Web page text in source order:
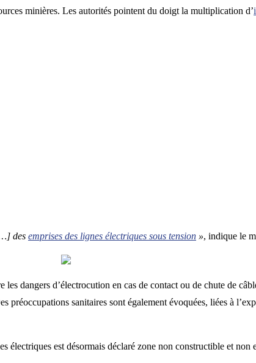
minières. Les autorités pointent du doigt la multiplication d’
des emprises des lignes électriques sous tension », indique le
dangers d’électrocution en cas de contact ou de chute de
préoccupations sanitaires sont également évoquées, liées à
électriques est désormais déclaré zone non constructible et non